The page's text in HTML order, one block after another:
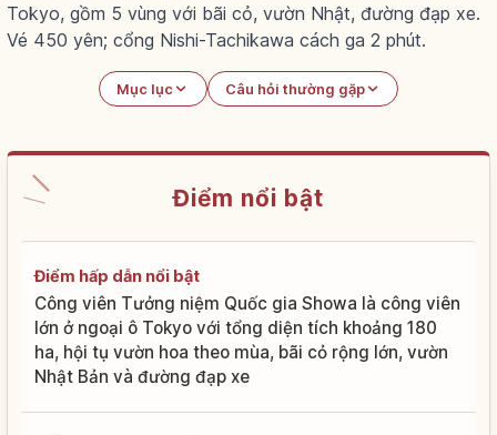
Tokyo, gồm 5 vùng với bãi cỏ, vườn Nhật, đường đạp xe.
Vé 450 yên; cổng Nishi-Tachikawa cách ga 2 phút.
Mục lục Câu hỏi thường gặp
Điểm nổi bật
Điểm hấp dẫn nổi bật
Công viên Tưởng niệm Quốc gia Showa là công viên
lớn ở ngoại ô Tokyo với tổng diện tích khoảng 180
ha, hội tụ vườn hoa theo mùa, bãi cỏ rộng lớn, vườn
Nhật Bản và đường đạp xe